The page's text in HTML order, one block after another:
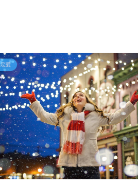
恋愛